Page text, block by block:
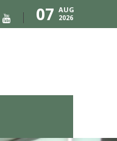
07 AUG
2026